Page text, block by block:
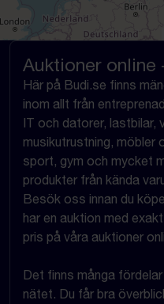
Auktioner online
Här på Budi.se finns
inom allt från
IT och datorer, lastbilar,
musikutrustning, möbler
sport, gym och mycket
produkter från kända
Besök oss innan du
har en auktion med
pris på våra auktioner
Det finns många
nätet. Du får bra